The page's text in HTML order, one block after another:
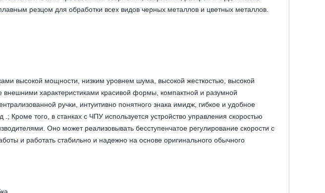
резцом для обработки всех видов черных металлов и цветных металлов.
высокой мощности, низким уровнем шума, высокой жесткостью, высокой
характеристиками красивой формы, компактной и разумной
ручки, интуитивно понятного знака имидж, гибкое и удобное
Кроме того, в станках с ЧПУ используется устройство управления скоростью
Оно может реализовывать бесступенчатое регулирование скорости с
и работать стабильно и надежно на основе оригинального обычного